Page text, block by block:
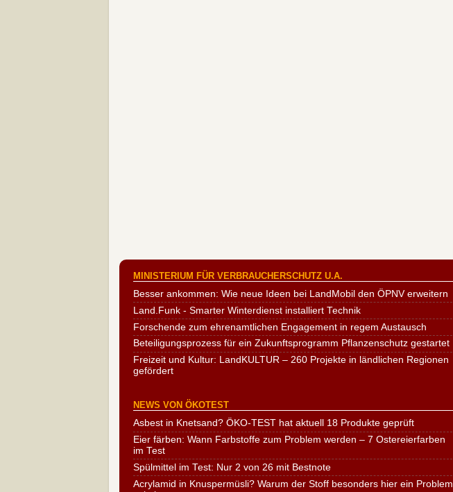
MINISTERIUM FÜR VERBRAUCHERSCHUTZ U.A.
Besser ankommen: Wie neue Ideen bei LandMobil den ÖPNV erweitern
Land.Funk - Smarter Winterdienst installiert Technik
Forschende zum ehrenamtlichen Engagement in regem Austausch
Beteiligungsprozess für ein Zukunftsprogramm Pflanzenschutz gestartet
Freizeit und Kultur: LandKULTUR – 260 Projekte in ländlichen Regionen
gefördert
NEWS VON ÖKOTEST
Asbest in Knetsand? ÖKO-TEST hat aktuell 18 Produkte geprüft
Eier färben: Wann Farbstoffe zum Problem werden – 7 Ostereierfarben
im Test
Spülmittel im Test: Nur 2 von 26 mit Bestnote
Acrylamid in Knuspermüsli? Warum der Stoff besonders hier ein Problem